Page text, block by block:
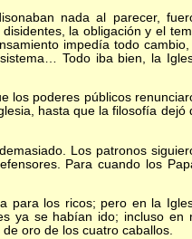
nada al parecer,
la obligación y el
impedía todo cambio,
Todo iba bien, la
los poderes públicos
hasta que la filosofía dejó
Los patronos
Para cuando los
los ricos; pero en la
ya se habían ido; incluso en
oro de los cuatro caballos.